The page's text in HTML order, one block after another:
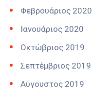
Φεβρουάριος 2020
Ιανουάριος 2020
Οκτώβριος 2019
Σεπτέμβριος 2019
Αύγουστος 2019